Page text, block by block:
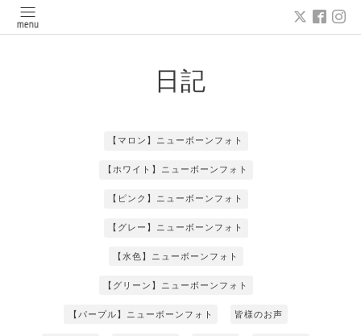
日記
【マロン】ニューボーンフォト
【ホワイト】ニューボーンフォト
【ピンク】ニューボーンフォト
【グレー】ニューボーンフォト
【水色】ニューボーンフォト
【グリーン】ニューボーンフォト
【パープル】ニューボーンフォト 皆様のお声